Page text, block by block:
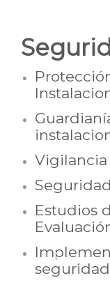
CONTACTO
Estudios